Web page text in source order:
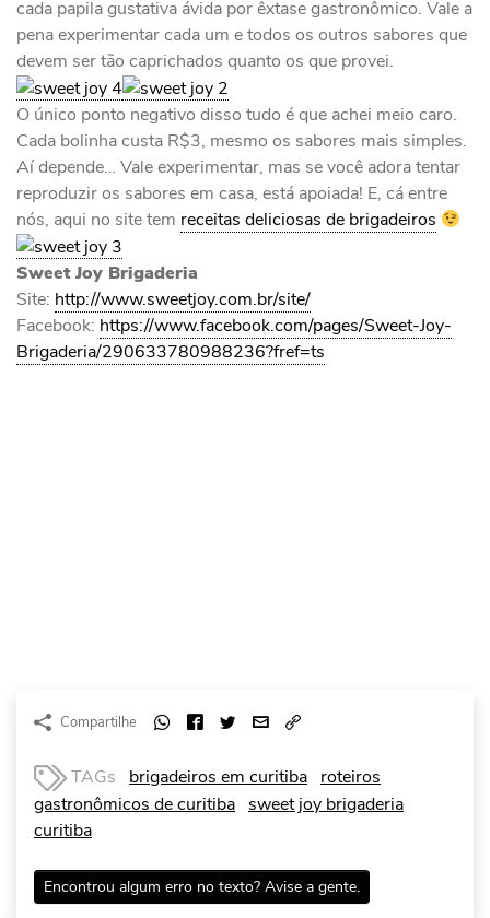
cada papila gustativa ávida por êxtase gastronômico. Vale a
pena experimentar cada um e todos os outros sabores que
devem ser tão caprichados quanto os que provei.
O único ponto negativo disso tudo é que achei meio caro.
Cada bolinha custa R$3, mesmo os sabores mais simples.
Aí depende… Vale experimentar, mas se você adora tentar
reproduzir os sabores em casa, está apoiada! E, cá entre
nós, aqui no site tem receitas deliciosas de brigadeiros
Sweet Joy Brigaderia
Site: http://www.sweetjoy.com.br/site/
Facebook: https://www.facebook.com/pages/Sweet-Joy-
Brigaderia/290633780988236?fref=ts
Compartilhe
TAGs brigadeiros em curitiba roteiros
gastronômicos de curitiba sweet joy brigaderia
curitiba
Encontrou algum erro no texto? Avise a gente.